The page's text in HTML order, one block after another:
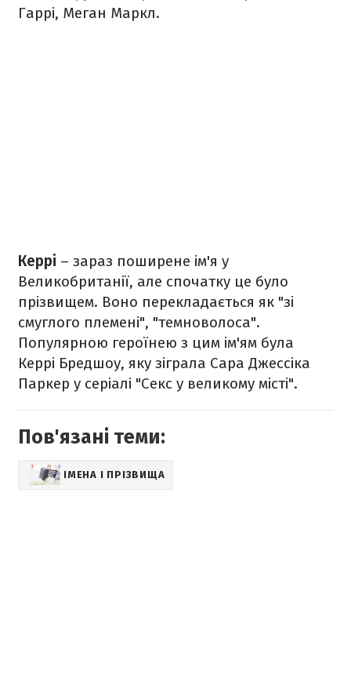
Гаррі, Меган Маркл.
Керрі – зараз поширене ім'я у
Великобританії, але спочатку це було
прізвищем. Воно перекладається як "зі
смуглого племені", "темноволоса".
Популярною героїнею з цим ім'ям була
Керрі Бредшоу, яку зіграла Сара Джессіка
Паркер у серіалі "Секс у великому місті".
Пов'язані теми:
ІМЕНА І ПРІЗВИЩА